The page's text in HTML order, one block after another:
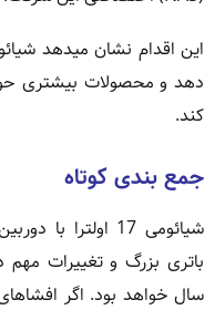
این اقدام نشان میدهد
دهد و محصولات بیشتری
کند.
جمع بندی کوتاه
شیائومی 17
باتری بزرگ و تغییرات مهم
سال خواهد بود. اگر